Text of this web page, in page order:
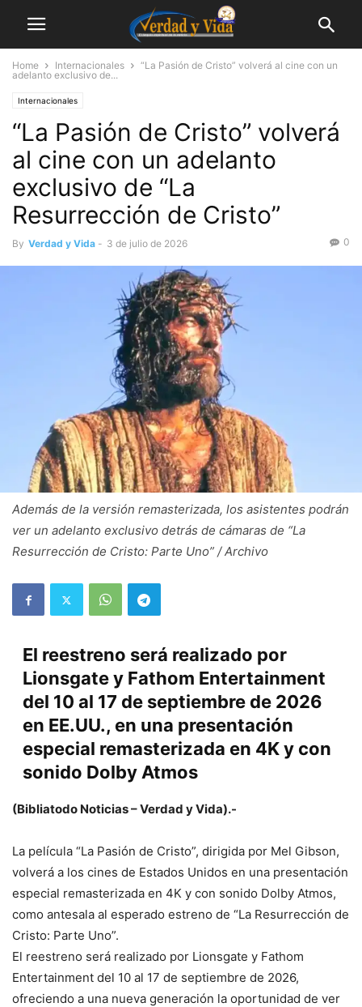
Home Internacionales
“La Pasión de Cristo” volverá al cine con un
adelanto exclusivo de...
Internacionales
“La Pasión de Cristo” volverá
al cine con un adelanto
exclusivo de “La
Resurrección de Cristo”
By Verdad y Vida - 3 de julio de 2026 0
Además de la versión remasterizada, los asistentes podrán
ver un adelanto exclusivo detrás de cámaras de “La
Resurrección de Cristo: Parte Uno” / Archivo
El reestreno será realizado por
Lionsgate y Fathom Entertainment
del 10 al 17 de septiembre de 2026
en EE.UU., en una presentación
especial remasterizada en 4K y con
sonido Dolby Atmos
(Bibliatodo Noticias – Verdad y Vida).-
La película “La Pasión de Cristo”, dirigida por Mel Gibson,
volverá a los cines de Estados Unidos en una presentación
especial remasterizada en 4K y con sonido Dolby Atmos,
como antesala al esperado estreno de “La Resurrección de
Cristo: Parte Uno”.
El reestreno será realizado por Lionsgate y Fathom
Entertainment del 10 al 17 de septiembre de 2026,
ofreciendo a una nueva generación la oportunidad de ver